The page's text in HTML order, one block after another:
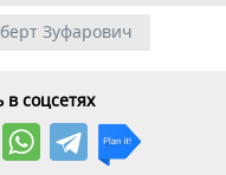
Зуфарович
в соцсетях